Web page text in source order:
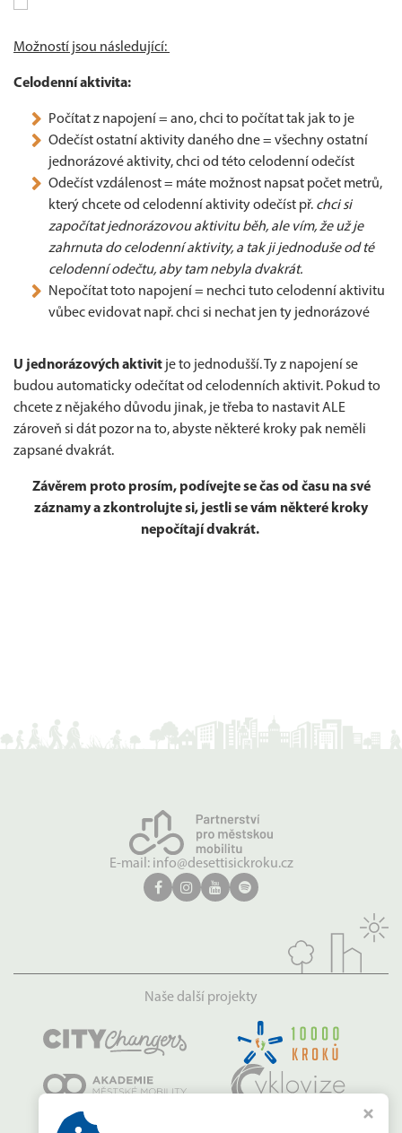
Možností jsou následující:
Celodenní aktivita:
Počítat z napojení = ano, chci to počítat tak jak to je
Odečíst ostatní aktivity daného dne = všechny ostatní
jednorázové aktivity, chci od této celodenní odečíst
Odečíst vzdálenost = máte možnost napsat počet metrů,
který chcete od celodenní aktivity odečíst př. chci si
započítat jednorázovou aktivitu běh, ale vím, že už je
zahrnuta do celodenní aktivity, a tak ji jednoduše od té
celodenní odečtu, aby tam nebyla dvakrát.
Nepočítat toto napojení = nechci tuto celodenní aktivitu
vůbec evidovat např. chci si nechat jen ty jednorázové
U jednorázových aktivit je to jednodušší. Ty z napojení se
budou automaticky odečítat od celodenních aktivit. Pokud to
chcete z nějakého důvodu jinak, je třeba to nastavit ALE
zároveň si dát pozor na to, abyste některé kroky pak neměli
zapsané dvakrát.
Závěrem proto prosím, podívejte se čas od času na své
záznamy a zkontrolujte si, jestli se vám některé kroky
nepočítají dvakrát.
E-mail: info@desettisickroku.cz
Naše další projekty